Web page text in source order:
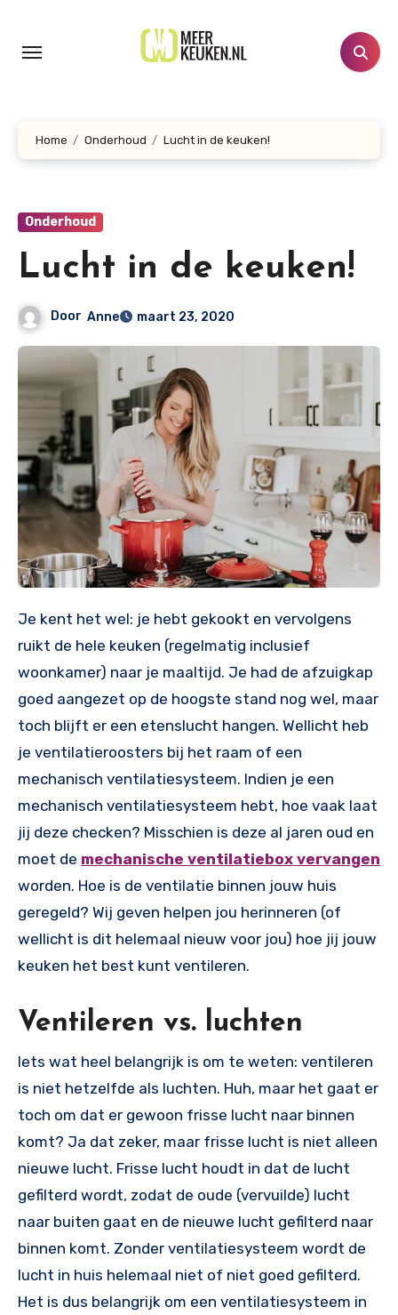
inhoud
Home Onderhoud Lucht in de keuken!
Onderhoud
Lucht in de keuken!
Door Anne maart 23, 2020
Je kent het wel: je hebt gekookt en vervolgens
ruikt de hele keuken (regelmatig inclusief
woonkamer) naar je maaltijd. Je had de afzuigkap
goed aangezet op de hoogste stand nog wel, maar
toch blijft er een etenslucht hangen. Wellicht heb
je ventilatieroosters bij het raam of een
mechanisch ventilatiesysteem. Indien je een
mechanisch ventilatiesysteem hebt, hoe vaak laat
jij deze checken? Misschien is deze al jaren oud en
moet de mechanische ventilatiebox vervangen
worden. Hoe is de ventilatie binnen jouw huis
geregeld? Wij geven helpen jou herinneren (of
wellicht is dit helemaal nieuw voor jou) hoe jij jouw
keuken het best kunt ventileren.
Ventileren vs. luchten
Iets wat heel belangrijk is om te weten: ventileren
is niet hetzelfde als luchten. Huh, maar het gaat er
toch om dat er gewoon frisse lucht naar binnen
komt? Ja dat zeker, maar frisse lucht is niet alleen
nieuwe lucht. Frisse lucht houdt in dat de lucht
gefilterd wordt, zodat de oude (vervuilde) lucht
naar buiten gaat en de nieuwe lucht gefilterd naar
binnen komt. Zonder ventilatiesysteem wordt de
lucht in huis helemaal niet of niet goed gefilterd.
Het is dus belangrijk om een ventilatiesysteem in